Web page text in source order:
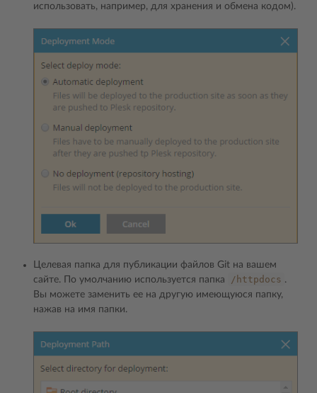
использовать, например, для хранения и обмена кодом).
Целевая папка для публикации файлов Git на вашем
сайте. По умолчанию используется папка
/httpdocs .
Вы можете заменить ее на другую имеющуюся папку,
нажав на имя папки.